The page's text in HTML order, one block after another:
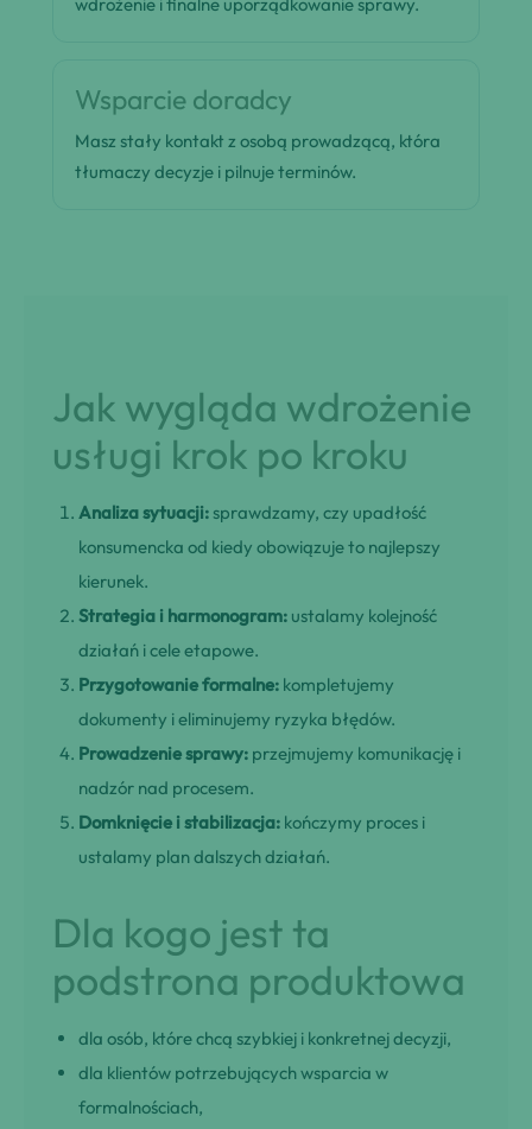
Wsparcie doradcy
Masz stały kontakt z osobą prowadzącą, która
tłumaczy decyzje i pilnuje terminów.
Jak wygląda wdrożenie
usługi krok po kroku
Analiza sytuacji: sprawdzamy, czy upadłość
konsumencka od kiedy obowiązuje to najlepszy
kierunek.
Strategia i harmonogram: ustalamy kolejność
działań i cele etapowe.
Przygotowanie formalne: kompletujemy
dokumenty i eliminujemy ryzyka błędów.
Prowadzenie sprawy: przejmujemy komunikację i
nadzór nad procesem.
Domknięcie i stabilizacja: kończymy proces i
ustalamy plan dalszych działań.
Dla kogo jest ta
podstrona produktowa
dla osób, które chcą szybkiej i konkretnej decyzji,
dla klientów potrzebujących wsparcia w
formalnościach,